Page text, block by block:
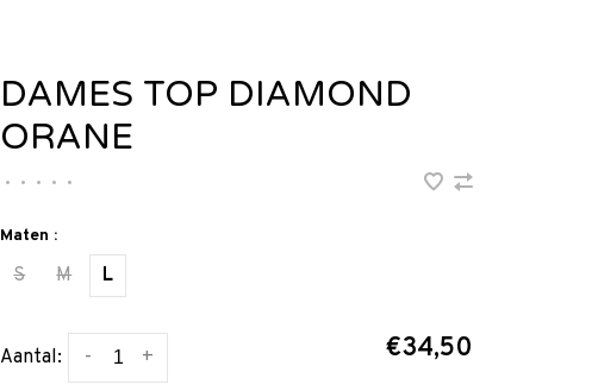
DAMES TOP DIAMOND
ORANE
• • • • •
Maten :
S M L
Aantal: +
- €34,50